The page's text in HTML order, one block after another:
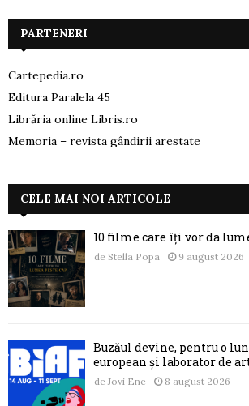
PARTENERI
Cartepedia.ro
Editura Paralela 45
Librăria online Libris.ro
Memoria – revista gândirii arestate
CELE MAI NOI ARTICOLE
10 filme care îți vor da
de Stella Popa 9 august 2026
Buzăul devine, pentru o
european și laborator de
de Jovi Ene 8 august 2026